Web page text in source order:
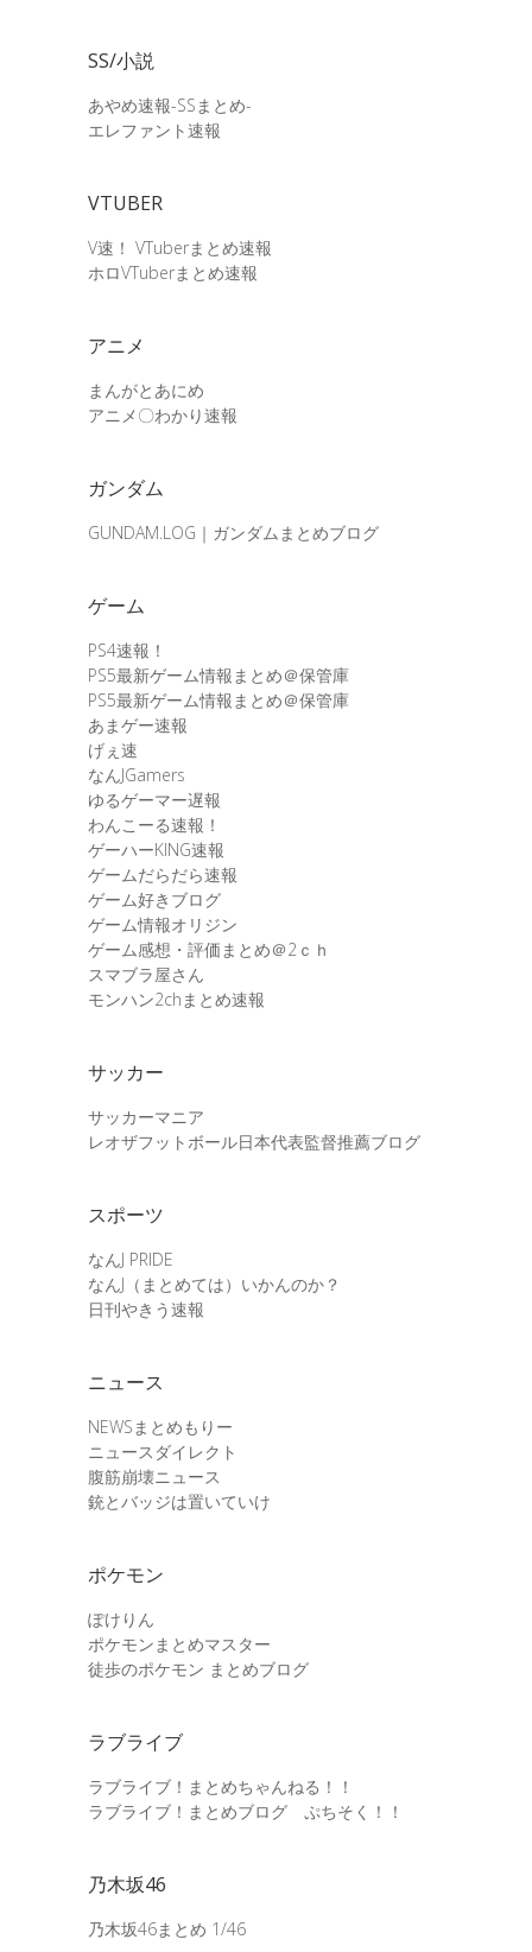
SS/小説
あやめ速報-SSまとめ-
エレファント速報
VTUBER
V速！ VTuberまとめ速報
ホロVTuberまとめ速報
アニメ
まんがとあにめ
アニメ〇わかり速報
ガンダム
GUNDAM.LOG｜ガンダムまとめブログ
ゲーム
PS4速報！
PS5最新ゲーム情報まとめ＠保管庫
PS5最新ゲーム情報まとめ＠保管庫
あまゲー速報
げぇ速
なんJGamers
ゆるゲーマー遅報
わんこーる速報！
ゲーハーKING速報
ゲームだらだら速報
ゲーム好きブログ
ゲーム情報オリジン
ゲーム感想・評価まとめ＠2ｃｈ
スマブラ屋さん
モンハン2chまとめ速報
サッカー
サッカーマニア
レオザフットボール日本代表監督推薦ブログ
スポーツ
なんJ PRIDE
なんJ（まとめては）いかんのか？
日刊やきう速報
ニュース
NEWSまとめもりー
ニュースダイレクト
腹筋崩壊ニュース
銃とバッジは置いていけ
ポケモン
ぽけりん
ポケモンまとめマスター
徒歩のポケモン まとめブログ
ラブライブ
ラブライブ！まとめちゃんねる！！
ラブライブ！まとめブログ ぷちそく！！
乃木坂46
乃木坂46まとめ 1/46